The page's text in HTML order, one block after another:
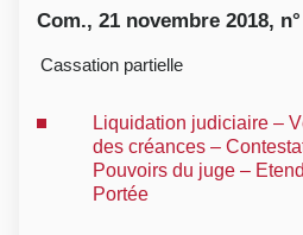
Com., 21 novembre 2018,
Cassation partielle
Liquidation judiciaire –
des créances –
Pouvoirs du juge –
Portée